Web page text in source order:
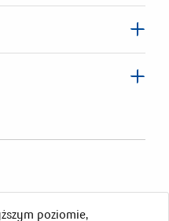
poziomie,